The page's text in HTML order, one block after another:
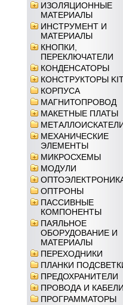
ИЗОЛЯЦИОННЫЕ
МАТЕРИАЛЫ
ИНСТРУМЕНТ И
МАТЕРИАЛЫ
КНОПКИ,
ПЕРЕКЛЮЧАТЕЛИ
КОНДЕНСАТОРЫ
КОНСТРУКТОРЫ
КОРПУСА
МАГНИТОПРОВОД
МАКЕТНЫЕ ПЛАТЫ
МЕХАНИЧЕСКИЕ
ЭЛЕМЕНТЫ
МИКРОСХЕМЫ
МОДУЛИ
ОПТРОНЫ
ПАССИВНЫЕ
КОМПОНЕНТЫ
ПАЯЛЬНОЕ
ОБОРУДОВАНИЕ И
МАТЕРИАЛЫ
ПЕРЕХОДНИКИ
ПЛАНКИ
ПРЕДОХРАНИТЕЛИ
ПРОВОДА И КАБЕЛИ
ПРОГРАММАТОРЫ